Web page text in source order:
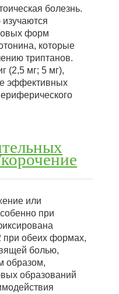
болезнь.
форм
которые
триптанов.
(2,5 мг; 5 мг),
эффективных
или
при
при обеих формах,
болью,
образом,
образований